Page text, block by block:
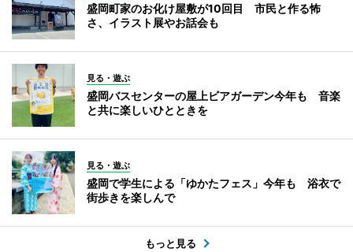
盛岡町家のお化け屋敷が10回目 市民と作る怖
さ、イラスト展やお話会も
見る・遊ぶ
盛岡バスセンターの屋上ビアガーデン今年も 音楽
と共に楽しいひとときを
見る・遊ぶ
盛岡で学生による「ゆかたフェス」今年も 浴衣で
街歩きを楽しんで
もっと見る